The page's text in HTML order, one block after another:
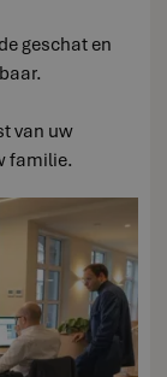
geschat en
van uw
familie.